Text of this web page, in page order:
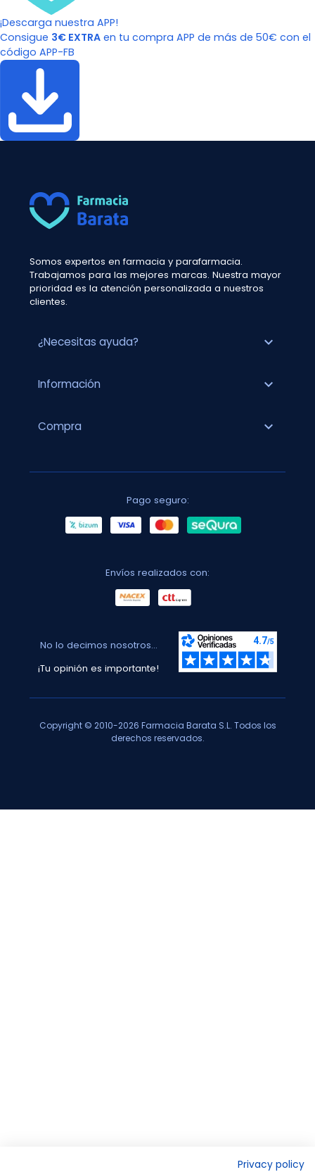
¡Descarga nuestra APP!
Consigue 3€ EXTRA en tu compra APP de más de 50€ con el
código APP-FB
Somos expertos en farmacia y parafarmacia.
Trabajamos para las mejores marcas. Nuestra mayor
prioridad es la atención personalizada a nuestros
clientes.
¿Necesitas ayuda? expand_more
Información expand_more
Compra expand_more
Pago seguro:
Envíos realizados con:
No lo decimos nosotros...
¡Tu opinión es importante!
Copyright © 2010-2026 Farmacia Barata S.L. Todos los
derechos reservados.
Privacy policy